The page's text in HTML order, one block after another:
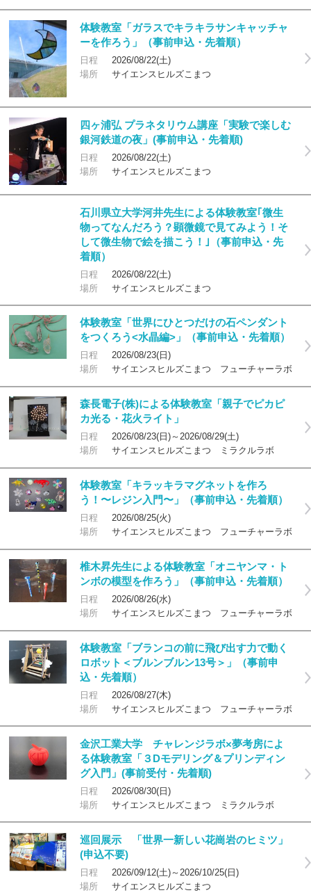
体験教室「ガラスでキラキラサンキャッチャ
ーを作ろう」（事前申込・先着順）
日程
2026/08/22(土)
場所
サイエンスヒルズこまつ
四ヶ浦弘 プラネタリウム講座「実験で楽しむ
銀河鉄道の夜」(事前申込・先着順)
日程
2026/08/22(土)
場所
サイエンスヒルズこまつ
石川県立大学河井先生による体験教室｢微生
物ってなんだろう？顕微鏡で見てみよう！そ
して微生物で絵を描こう！｣（事前申込・先
着順）
日程
2026/08/22(土)
場所
サイエンスヒルズこまつ
体験教室「世界にひとつだけの石ペンダント
をつくろう<水晶編>」（事前申込・先着順）
日程
2026/08/23(日)
場所
サイエンスヒルズこまつ フューチャーラボ
森長電子(株)による体験教室「親子でピカピ
カ光る・花火ライト」
日程
2026/08/23(日)～2026/08/29(土)
場所
サイエンスヒルズこまつ ミラクルラボ
体験教室「キラッキラマグネットを作ろ
う！〜レジン入門〜」（事前申込・先着順）
日程
2026/08/25(火)
場所
サイエンスヒルズこまつ フューチャーラボ
椎木昇先生による体験教室「オニヤンマ・ト
ンボの模型を作ろう」（事前申込・先着順）
日程
2026/08/26(水)
場所
サイエンスヒルズこまつ フューチャーラボ
体験教室「ブランコの前に飛び出す力で動く
ロボット＜ブルンブルン13号＞」（事前申
込・先着順）
日程
2026/08/27(木)
場所
サイエンスヒルズこまつ フューチャーラボ
金沢工業大学 チャレンジラボ×夢考房によ
る体験教室「３Dモデリング＆プリンディン
グ入門」(事前受付・先着順)
日程
2026/08/30(日)
場所
サイエンスヒルズこまつ ミラクルラボ
巡回展示 「世界一新しい花崗岩のヒミツ」
(申込不要)
日程
2026/09/12(土)～2026/10/25(日)
場所
サイエンスヒルズこまつ